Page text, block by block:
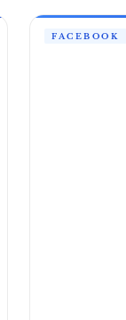
FACEBOOK